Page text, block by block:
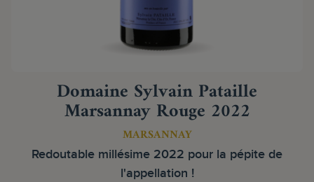
Domaine Sylvain Pataille
Marsannay Rouge 2022
MARSANNAY
Redoutable millésime 2022 pour la pépite de
l'appellation !